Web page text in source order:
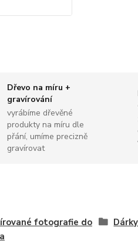
Dřevo na míru +
gravírování
vyrábíme dřevěné
produkty na míru dle
přání, umíme precizně
gravírovat
fotografie do